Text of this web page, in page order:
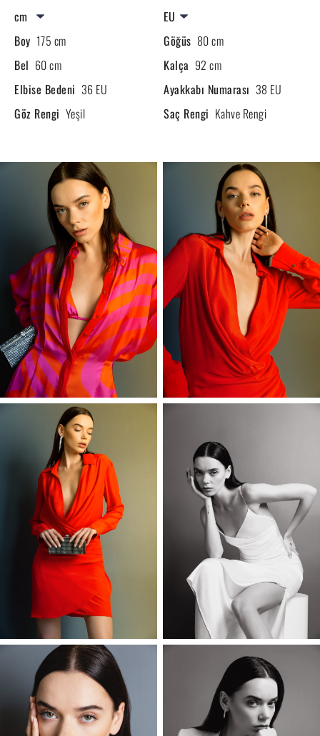
Boy 175 cm Göğüs 80 cm
Bel 60 cm Kalça 92 cm
Elbise Bedeni 36 EU Ayakkabı Numarası 38 EU
Göz Rengi Yeşil Saç Rengi Kahve Rengi